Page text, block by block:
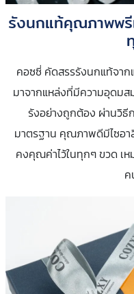
รังนกแท้คุณภาพพรี
คอซซี่ คัดสรรรังนกแท้จาก
มาจากแหล่งที่มีความอุดม
รังอย่างถูกต้อง ผ่านวิธี
มาตรฐาน คุณภาพดีมีไซอา
คงคุณค่าไว้ในทุกๆ ขวด เ